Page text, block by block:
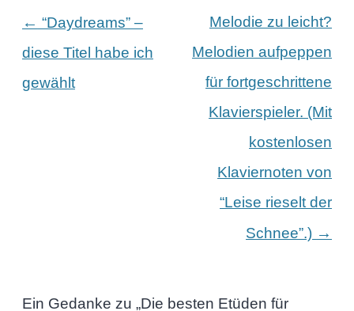
Beitragsnavigation
← “Daydreams” –
diese Titel habe ich
gewählt
Melodie zu leicht?
Melodien aufpeppen
für fortgeschrittene
Klavierspieler. (Mit
kostenlosen
Klaviernoten von
“Leise rieselt der
Schnee”.) →
Ein Gedanke zu „Die besten Etüden für